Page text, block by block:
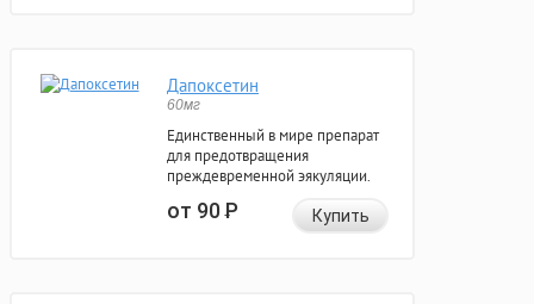
Дапоксетин
60мг
Единственный в мире препарат
для предотвращения
преждевременной эякуляции.
от 90Р Купить